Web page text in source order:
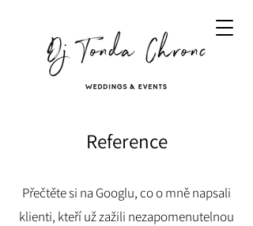
Reference
Přečtěte si na Googlu, co o mně napsali
klienti, kteří už zažili nezapomenutelnou